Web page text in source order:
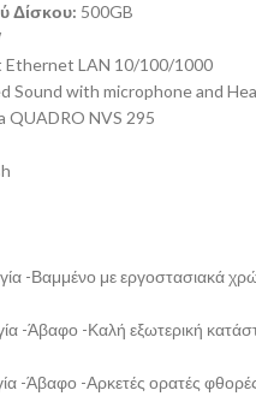
Δίσκου: 500GB
Ethernet LAN 10/100/1000
Sound with microphone and
QUADRO NVS 295
-Βαμμένο με εργοστασιακά
-Άβαφο -Καλή εξωτερική
-Άβαφο -Αρκετές ορατές